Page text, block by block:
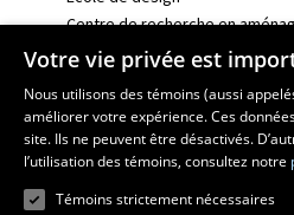
Centre de recherche en
Votre vie privée est
Nous utilisons des témoins (aussi
améliorer votre expérience. Ces
site. Ils ne peuvent être désactivés.
l’utilisation des témoins, consultez notre
Témoins strictement nécessaires